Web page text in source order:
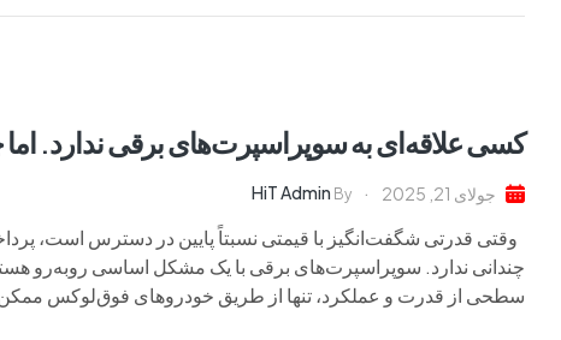
کسی علاقه‌ای به سوپراسپرت‌های برقی ندارد. اما
جولای 21, 2025 By
HiT Admin
وقتی قدرتی شگفت‌انگیز با قیمتی نسبتاً پایین در دسترس است،
سطحی از قدرت و عملکرد، تنها از طریق خودروهای فوق‌لوکس ممکن